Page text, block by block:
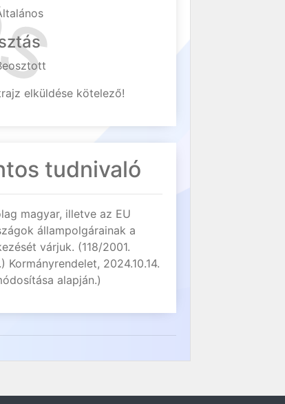
elküldése kötelező!
tudnivaló
magyar, illetve az EU
állampolgárainak a
várjuk. (118/2001.
Kormányrendelet, 2024.10.14.
alapján.)